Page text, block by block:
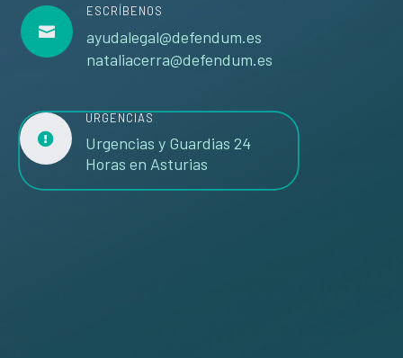

ESCRÍBENOS
ayudalegal@defendum.es
nataliacerra@defendum.es

URGENCIAS
Urgencias y Guardias 24
Horas en Asturias